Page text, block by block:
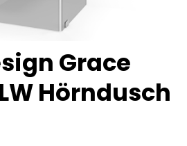
Grace
Hörndusch